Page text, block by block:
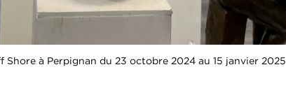
Shore à Perpignan du 23 octobre 2024 au 15 janvier 2025